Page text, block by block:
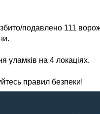
подавлено 111
уламків на 4 локаціях.
правил безпеки!